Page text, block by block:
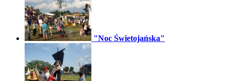
"Noc Świetojańska"